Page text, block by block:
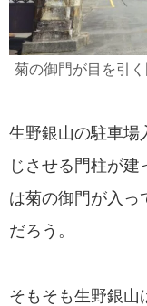
菊の御門が目を引
生野銀山の駐車場
じさせる門柱が
は菊の御門が入っ
だろう。
そもそも生野銀山